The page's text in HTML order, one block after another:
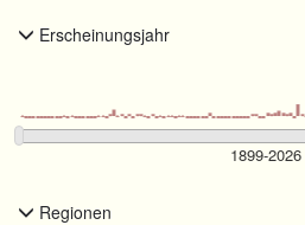
Erscheinungsjahr
Regionen